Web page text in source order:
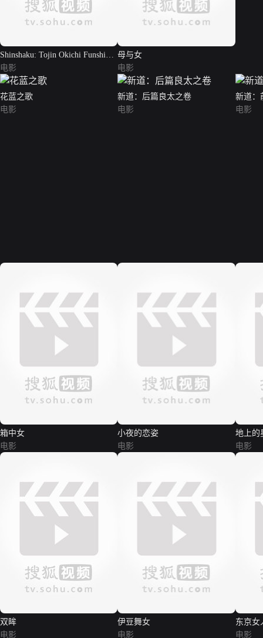
Shinshaku: Tojin Okichi Funshin
hen
电影
母与女
电影
花蓝之歌
电影
新道：后篇良太之卷
电影
新道：
电影
箱中女
电影
小夜的恋姿
电影
地上的
电影
双眸
电影
伊豆舞女
电影
东京女
电影